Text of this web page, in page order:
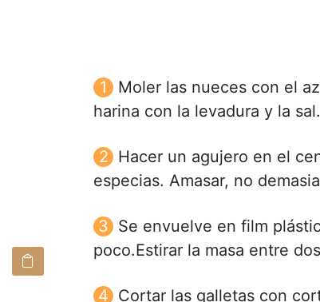
Moler las nueces con el
harina con la levadura y la
Hacer un agujero en el
especias. Amasar, no
Se envuelve en film
poco.Estirar la masa entre
Cortar las galletas con